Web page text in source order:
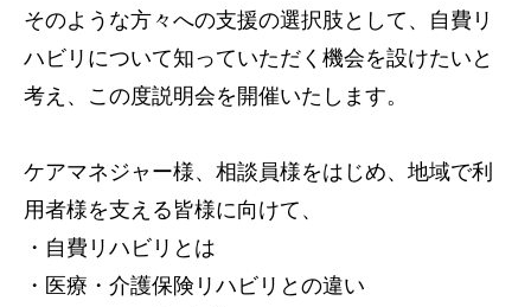
そのような方々への支援の選択肢として、自費リ
ハビリについて知っていただく機会を設けたいと
考え、この度説明会を開催いたします。
ケアマネジャー様、相談員様をはじめ、地域で利
用者様を支える皆様に向けて、
・自費リハビリとは
・医療・介護保険リハビリとの違い
サービス内容
アクセス
お知らせ
コラム